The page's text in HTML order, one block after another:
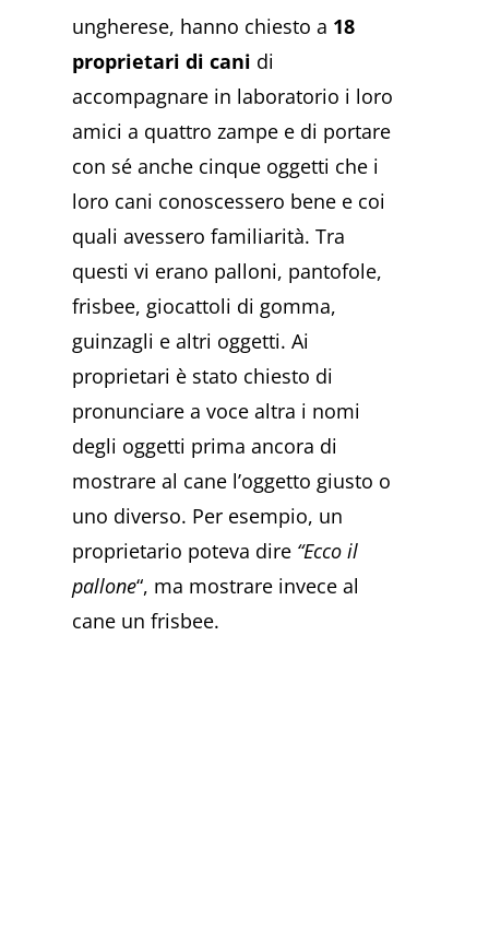
ungherese, hanno chiesto a 18
proprietari di cani di
accompagnare in laboratorio i loro
amici a quattro zampe e di portare
con sé anche cinque oggetti che i
loro cani conoscessero bene e coi
quali avessero familiarità. Tra
questi vi erano palloni, pantofole,
frisbee, giocattoli di gomma,
guinzagli e altri oggetti. Ai
proprietari è stato chiesto di
pronunciare a voce altra i nomi
degli oggetti prima ancora di
mostrare al cane l’oggetto giusto o
uno diverso. Per esempio, un
proprietario poteva dire “Ecco il
pallone“, ma mostrare invece al
cane un frisbee.